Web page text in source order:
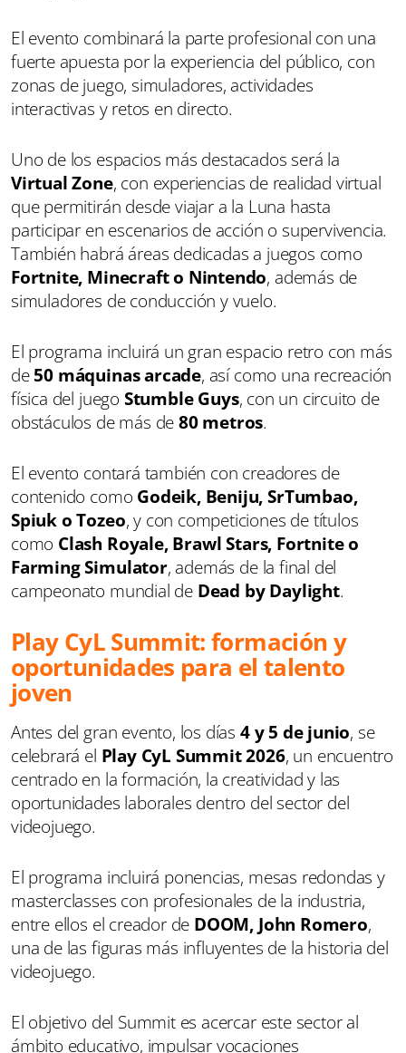
El evento combinará la parte profesional con una
fuerte apuesta por la experiencia del público, con
zonas de juego, simuladores, actividades
interactivas y retos en directo.
Uno de los espacios más destacados será la
Virtual Zone, con experiencias de realidad virtual
que permitirán desde viajar a la Luna hasta
participar en escenarios de acción o supervivencia.
También habrá áreas dedicadas a juegos como
Fortnite, Minecraft o Nintendo, además de
simuladores de conducción y vuelo.
El programa incluirá un gran espacio retro con más
de50 máquinas arcade, así como una recreación
física del juego Stumble Guys, con un circuito de
obstáculos de más de80 metros.
El evento contará también con creadores de
contenido como Godeik, Beniju, SrTumbao,
Spiuk o Tozeo, y con competiciones de títulos
como Clash Royale, Brawl Stars, Fortnite o
Farming Simulator, además de la final del
campeonato mundial de Dead by Daylight.
Play CyL Summit: formación y
oportunidades para el talento
joven
Antes del gran evento, los días 4 y 5 de junio, se
celebrará el Play CyL Summit 2026, un encuentro
centrado en la formación, la creatividad y las
oportunidades laborales dentro del sector del
videojuego.
El programa incluirá ponencias, mesas redondas y
masterclasses con profesionales de la industria,
entre ellos el creador de DOOM, John Romero,
una de las figuras más influyentes de la historia del
videojuego.
El objetivo del Summit es acercar este sector al
ámbito educativo, impulsar vocaciones